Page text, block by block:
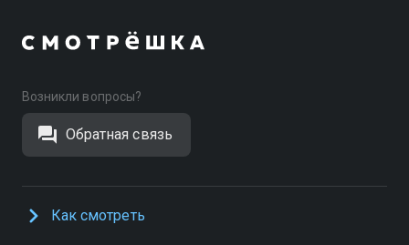
Возникли вопросы?
Обратная связь
Как смотреть